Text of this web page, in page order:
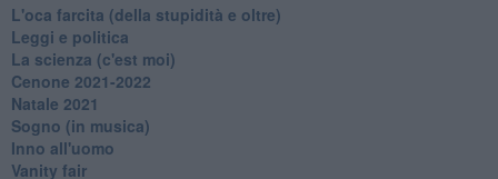
L'oca farcita (della stupidità e oltre)
Leggi e politica
La scienza (c'est moi)
Cenone 2021-2022
Natale 2021
Sogno (in musica)
Inno all'uomo
Vanity fair